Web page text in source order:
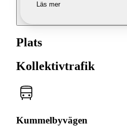
Läs mer
Plats
Kollektivtrafik
Kummelbyvägen